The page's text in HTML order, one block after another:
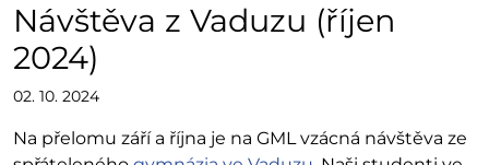
Návštěva z Vaduzu (říjen
2024)
02. 10. 2024
Na přelomu září a října je na GML vzácná návštěva ze